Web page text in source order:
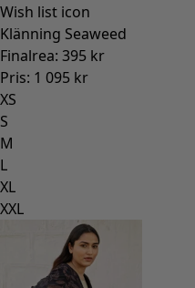
Wish list icon
Klänning Seaweed
Finalrea: 395 kr
Pris: 1 095 kr
XS
S
M
L
XL
XXL